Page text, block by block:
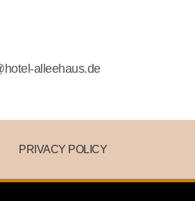
alleehaus.de
PRIVACY POLICY